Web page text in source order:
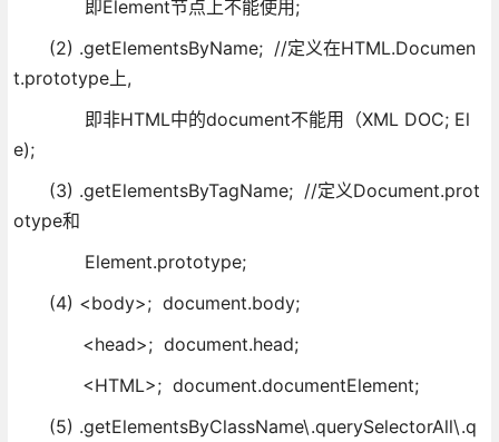
即Element节点上不能使用;
(2) .getElementsByName; //定义在HTML.Documen
t.prototype上,
即非HTML中的document不能用（XML DOC; El
e);
(3) .getElementsByTagName; //定义Document.prot
otype和
Element.prototype;
(4) <body>; document.body;
<head>; document.head;
<HTML>; document.documentElement;
(5) .getElementsByClassName\.querySelectorAll\.q